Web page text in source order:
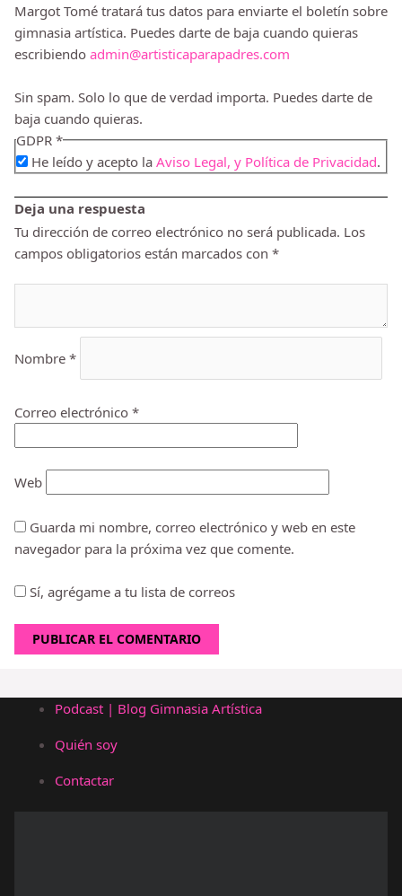
Margot Tomé tratará tus datos para enviarte el boletín sobre
gimnasia artística. Puedes darte de baja cuando quieras
escribiendo admin@artisticaparapadres.com
Sin spam. Solo lo que de verdad importa. Puedes darte de
baja cuando quieras.
GDPR *
He leído y acepto la Aviso Legal, y Política de Privacidad.
Deja una respuesta
Tu dirección de correo electrónico no será publicada. Los
campos obligatorios están marcados con *
Nombre *
Correo electrónico *
Web
Guarda mi nombre, correo electrónico y web en este
navegador para la próxima vez que comente.
Sí, agrégame a tu lista de correos
Podcast | Blog Gimnasia Artística
Quién soy
Contactar